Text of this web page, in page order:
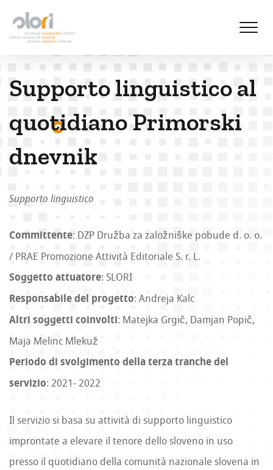
Supporto linguistico al
quotidiano Primorski
dnevnik
Supporto linguistico
Committente: DZP Družba za založniške pobude d. o. o.
/ PRAE Promozione Attività Editoriale S. r. L.
Soggetto attuatore: SLORI
Responsabile del progetto: Andreja Kalc
Altri soggetti coinvolti: Matejka Grgič, Damjan Popič,
Maja Melinc Mlekuž
Periodo di svolgimento della terza tranche del
servizio: 2021- 2022
Il servizio si basa su attività di supporto linguistico
improntate a elevare il tenore dello sloveno in uso
presso il quotidiano della comunità nazionale slovena in